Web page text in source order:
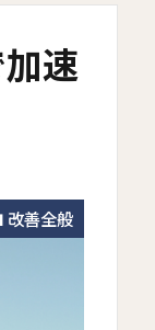
速
改善全般